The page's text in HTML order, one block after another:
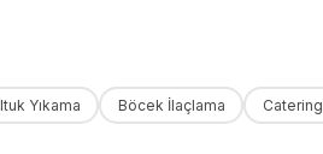
Yıkama Böcek İlaçlama Catering